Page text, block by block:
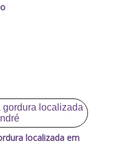
localizada em